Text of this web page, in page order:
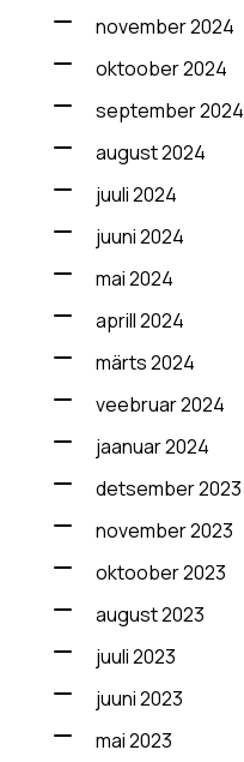
november 2024
oktoober 2024
september 2024
august 2024
juuli 2024
juuni 2024
mai 2024
aprill 2024
märts 2024
veebruar 2024
jaanuar 2024
detsember 2023
november 2023
oktoober 2023
august 2023
juuli 2023
juuni 2023
mai 2023